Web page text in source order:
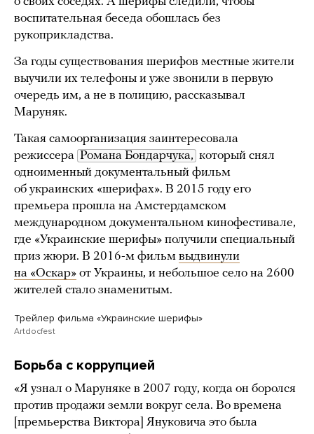
воспитательная беседа обошлась без
рукоприкладства.
За годы существования шерифов местные жители
выучили их телефоны и уже звонили в первую
очередь им, а не в полицию, рассказывал
Маруняк.
Такая самоорганизация заинтересовала
режиссера Романа Бондарчука, который снял
одноименный документальный фильм
об украинских «шерифах». В 2015 году его
премьера прошла на Амстердамском
международном документальном кинофестивале,
где «Украинские шерифы» получили специальный
приз жюри. В 2016-м фильм выдвинули
на «Оскар» от Украины, и небольшое село на 2600
жителей стало знаменитым.
Трейлер фильма «Украинские шерифы»
Artdocfest
Борьба с коррупцией
«Я узнал о Маруняке в 2007 году, когда он боролся
против продажи земли вокруг села. Во времена
[премьерства Виктора] Януковича это была